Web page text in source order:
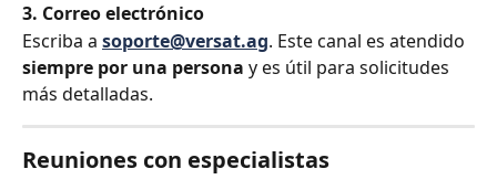
3. Correo electrónico
Escriba a soporte@versat.ag. Este canal es atendido
siempre por una persona y es útil para solicitudes
más detalladas.
Reuniones con especialistas